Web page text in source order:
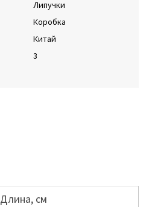
Липучки
Коробка
Китай
3
Длина, см